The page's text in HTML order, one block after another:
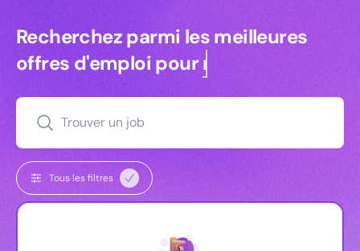
Recherchez parmi les meilleures
Recherchez parmi les meilleures
offres d'emploi pourcommerciaux
Trouver un job
Tous les filtres